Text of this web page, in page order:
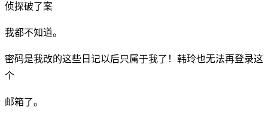
侦探破了案
我都不知道。
密码是我改的这些日记以后只属于我了！韩玲也无法再登录这
个
邮箱了。